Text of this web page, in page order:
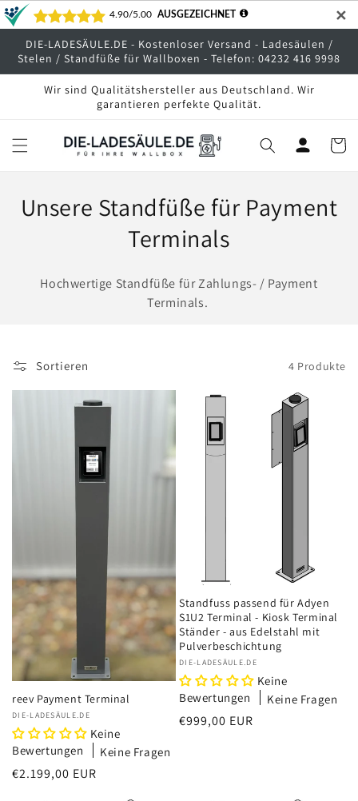
✕
Direkt
zum
Inhalt
DIE-LADESÄULE.DE - Kostenloser Versand - Ladesäulen /
Stelen / Standfüße für Wallboxen - Telefon: 04232 416 9998
Wir sind Qualitätshersteller aus Deutschland. Wir
garantieren perfekte Qualität.
K
o
r
Unsere Standfüße für Payment
Terminals
Hochwertige Standfüße für Zahlungs- / Payment
Terminals.
Sortieren 4 Produkte
reev Payment Terminal
Anbieter:
DIE-LADESÄULE.DE
Keine
Bewertungen
Keine Fragen
Normaler
€2.199,00 EUR
Standfuss passend für Adyen
S1U2 Terminal - Kiosk Terminal
Ständer - aus Edelstahl mit
Pulverbeschichtung
Anbieter:
DIE-LADESÄULE.DE
Keine
Bewertungen
Keine Fragen
Normaler
€999,00 EUR